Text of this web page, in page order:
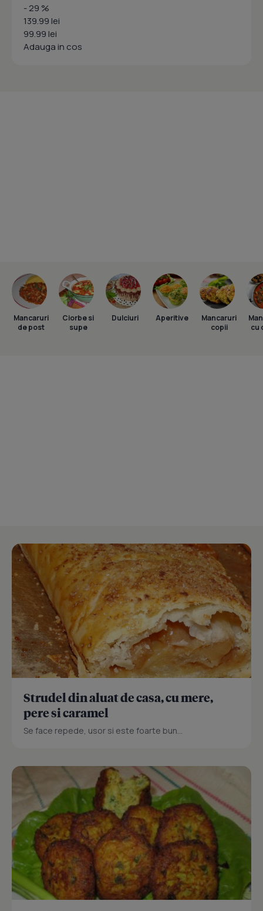
- 29 %
139.99 lei
99.99 lei
Adauga in cos
Mancaruri
de post
Ciorbe si
supe
Dulciuri Aperitive
Mancaruri
copii
cu
Strudel din aluat de casa, cu mere,
pere si caramel
Se face repede, usor si este foarte bun...